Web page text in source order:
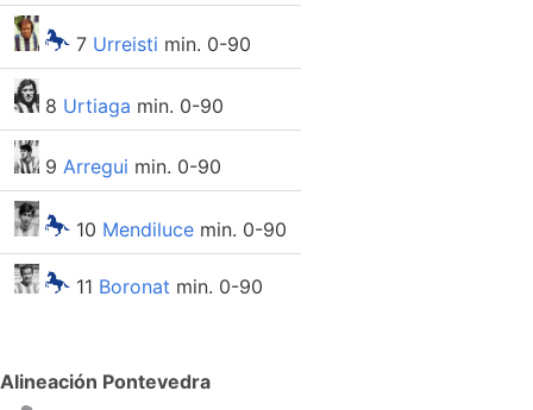
7 Urreisti min. 0-90
8 Urtiaga min. 0-90
9 Arregui min. 0-90
10 Mendiluce min. 0-90
11 Boronat min. 0-90
Alineación Pontevedra